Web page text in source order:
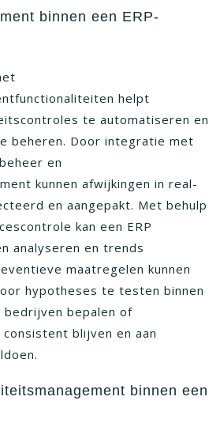
binnen een ERP-
helpt
te automatiseren en
beheren. Door integratie met
en
kunnen afwijkingen in real-
en aangepakt. Met behulp
kan een ERP
analyseren en trends
maatregelen kunnen
hypotheses te testen binnen
bedrijven bepalen of
blijven en aan
binnen een